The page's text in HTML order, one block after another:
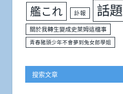
艦これ 訃報 話題
關於我轉生變成史萊姆這檔事
青春豬頭少年不會夢到兔女郎學姐
搜索文章